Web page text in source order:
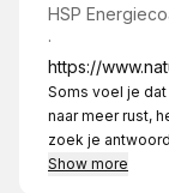
HSP
·
https://
Soms voel je
naar meer rust,
zoek je
persoonlijke
Show more